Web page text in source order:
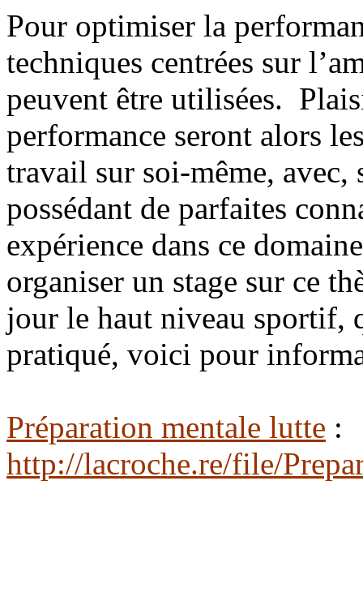
Pour optimiser la
techniques centrées sur
peuvent être utilisées.
performance seront alors
travail sur soi-même, avec,
possédant de parfaites
expérience dans ce
organiser un stage sur ce
jour le haut niveau sportif,
pratiqué, voici pour
Préparation mentale lutte :
http://lacroche.re/file/